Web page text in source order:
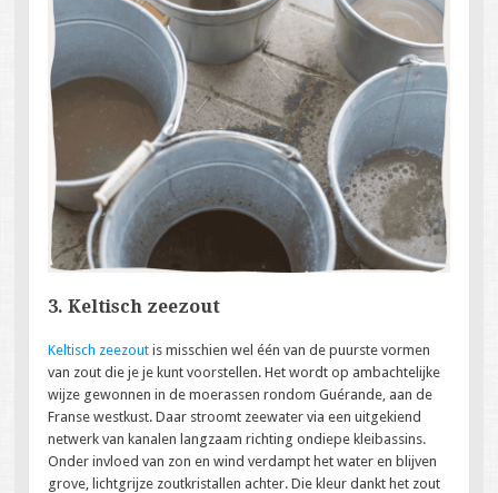
3. Keltisch zeezout
Keltisch zeezout is misschien wel één van de puurste vormen
van zout die je je kunt voorstellen. Het wordt op ambachtelijke
wijze gewonnen in de moerassen rondom Guérande, aan de
Franse westkust. Daar stroomt zeewater via een uitgekiend
netwerk van kanalen langzaam richting ondiepe kleibassins.
Onder invloed van zon en wind verdampt het water en blijven
grove, lichtgrijze zoutkristallen achter. Die kleur dankt het zout